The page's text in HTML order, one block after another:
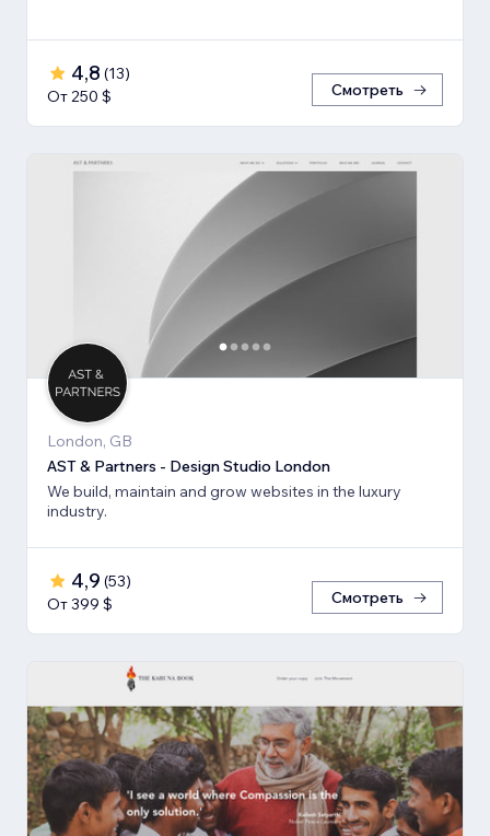
4,8 (13)
От 250 $
Смотреть
London, GB
AST & Partners - Design Studio London
We build, maintain and grow websites in the luxury
industry.
4,9 (53)
От 399 $
Смотреть